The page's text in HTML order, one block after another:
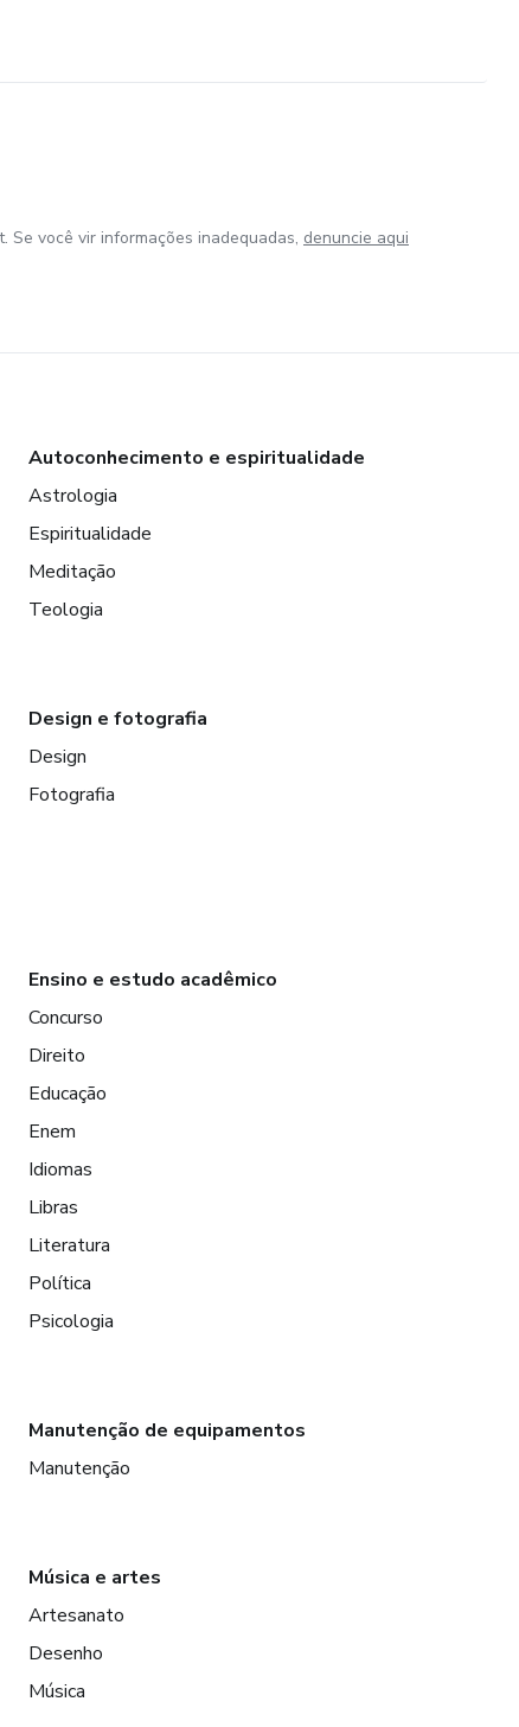
você vir informações inadequadas, denuncie aqui
Autoconhecimento e espiritualidade
Astrologia
Espiritualidade
Meditação
Teologia
Design e fotografia
Design
Fotografia
Ensino e estudo acadêmico
Concurso
Direito
Educação
Enem
Idiomas
Libras
Literatura
Política
Psicologia
Manutenção de equipamentos
Manutenção
Música e artes
Artesanato
Desenho
Música